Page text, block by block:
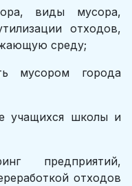
виды мусора,
отходов,
среду;
мусором города
учащихся школы и
предприятий,
отходов